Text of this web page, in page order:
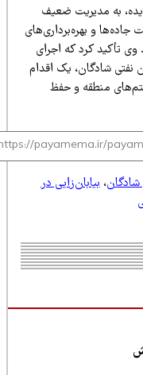
به مدیریت ضعیف
و بهره‌برداری‌های
کرد که اجرای
یک اقدام
منطقه و حفظ
،بیابان‌زایی در